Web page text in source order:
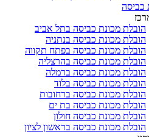
כביסה
הובלת מכונת כביסה בתל אביב
הובלת מכונת כביסה בנתניה
הובלת מכונת כביסה בפתח תקווה
הובלת מכונת כביסה בהרצליה
הובלת מכונת כביסה ברמלה
הובלת מכונת כביסה בלוד
הובלת מכונת כביסה ברחובות
הובלת מכונת כביסה בת ים
הובלת מכונת כביסה חולון
הובלת מכונת כביסה בראשון לציון